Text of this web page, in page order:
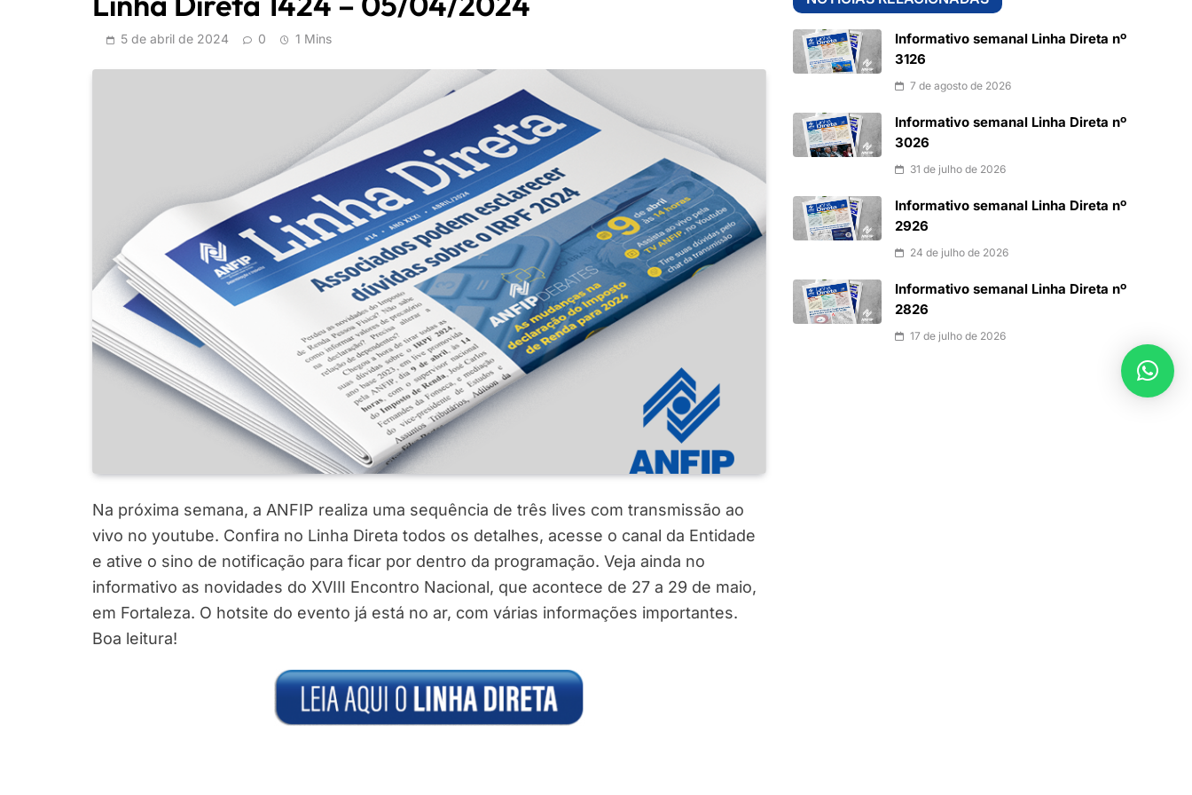
5 de abril de 2024 0 1 Mins
Na próxima semana, a ANFIP realiza uma sequência de três lives com transmissão ao
vivo no youtube. Confira no Linha Direta todos os detalhes, acesse o canal da Entidade
e ative o sino de notificação para ficar por dentro da programação. Veja ainda no
informativo as novidades do XVIII Encontro Nacional, que acontece de 27 a 29 de maio,
em Fortaleza. O hotsite do evento já está no ar, com várias informações importantes.
Boa leitura!
Informativo semanal Linha Direta nº
3126
7 de agosto de 2026
Informativo semanal Linha Direta nº
3026
31 de julho de 2026
Informativo semanal Linha Direta nº
2926
24 de julho de 2026
Informativo semanal Linha Direta nº
2826
17 de julho de 2026